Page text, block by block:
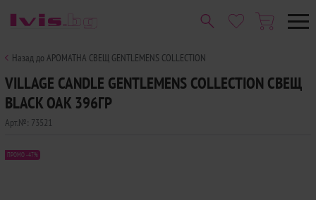
Назад до АРОМАТНА СВЕЩ GENTLEMENS COLLECTION
VILLAGE CANDLE GENTLEMENS COLLECTION СВЕЩ
BLACK OAK 396ГР
Арт.№: 73521
ПРОМО -47%